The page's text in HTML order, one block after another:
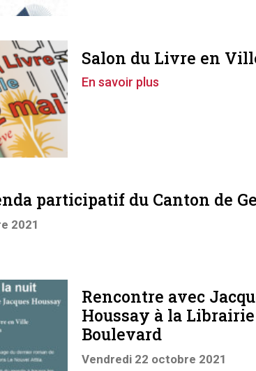
Salon du Livre en
En savoir plus
participatif du Canton de
2021
Rencontre avec
Houssay à la
Boulevard
Vendredi 22 octobre 2021